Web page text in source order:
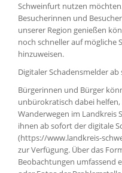
Schweinfurt nutzen
Besucherinnen und
unserer Region genießen
noch schneller auf mögliche
hinzuweisen.
Digitaler Schadensmelder
Bürgerinnen und Bürger
unbürokratisch dabei helfen,
Wanderwegen im Landkreis
ihnen ab sofort der digitale
(https://www.landkreis-
zur Verfügung. Über das
Beobachtungen umfassend